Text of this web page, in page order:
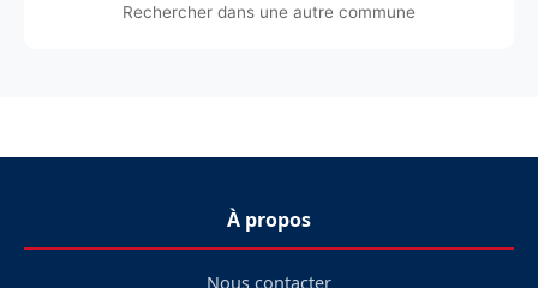
Rechercher dans une autre commune
À propos
Nous contacter